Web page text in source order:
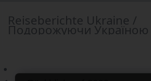
Reiseberichte Ukraine /
Подорожуючи Україною